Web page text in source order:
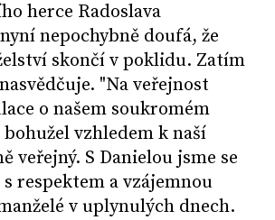
herce Radoslava
nepochybně doufá, že
skončí v poklidu. Zatím
"Na veřejnost
o našem soukromém
vzhledem k naší
veřejný. S Danielou jsme se
respektem a vzájemnou
v uplynulých dnech.